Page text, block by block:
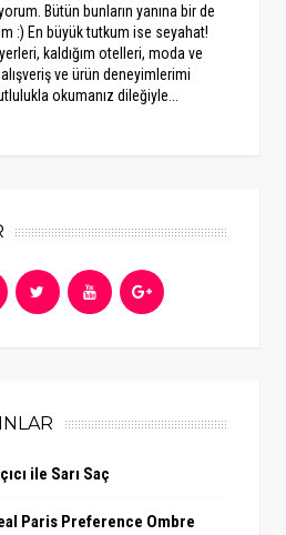
Bütün bunların yanına bir de
:) En büyük tutkum ise seyahat!
kaldığım otelleri, moda ve
alışveriş ve ürün deneyimlerimi
okumanız dileğiyle...
ile Sarı Saç
Paris Preference Ombre